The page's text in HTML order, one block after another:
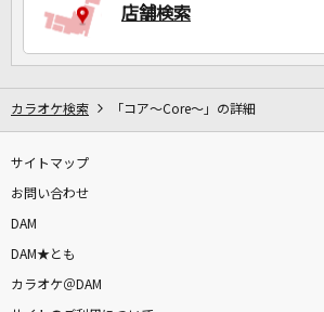
店舗検索
カラオケ検索 「コア～Core～」の詳細
サイトマップ
お問い合わせ
DAM
DAM★とも
カラオケ＠DAM